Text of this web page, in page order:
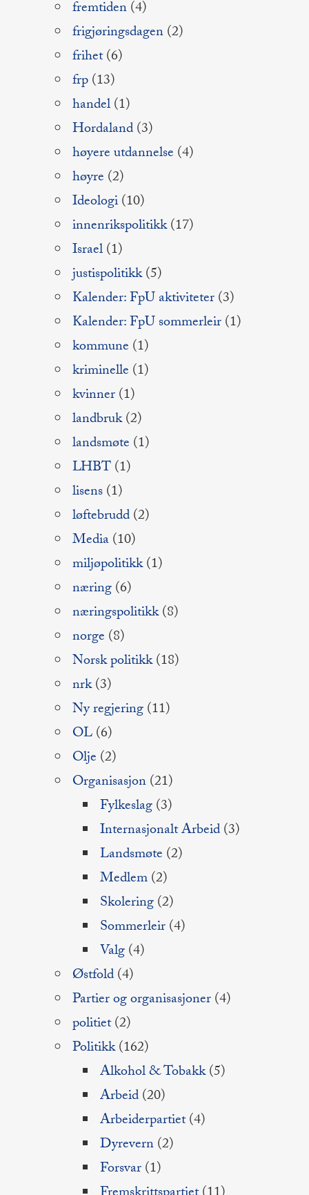
fremtiden(4)
frigjøringsdagen(2)
frihet(6)
frp(13)
handel(1)
Hordaland(3)
høyere utdannelse (4)
høyre (2)
Ideologi(10)
innenrikspolitikk(17)
Israel(1)
justispolitikk(5)
Kalender: FpU aktiviteter(3)
Kalender: FpU sommerleir(1)
kommune (1)
kriminelle (1)
kvinner(1)
landbruk(2)
landsmøte (1)
LHBT(1)
lisens(1)
løftebrudd(2)
Media(10)
miljøpolitikk(1)
næring(6)
næringspolitikk(8)
norge (8)
Norsk politikk(18)
nrk(3)
Ny regjering(11)
OL(6)
Olje (2)
Organisasjon(21)
Fylkeslag(3)
Internasjonalt Arbeid(3)
Landsmøte (2)
Medlem(2)
Skolering(2)
Sommerleir(4)
Valg(4)
Østfold(4)
Partier og organisasjoner(4)
politiet(2)
Politikk(162)
Alkohol & Tobakk(5)
Arbeid(20)
Arbeiderpartiet(4)
Dyrevern(2)
Forsvar(1)